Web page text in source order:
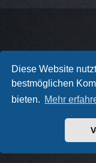
Diese Website
bestmöglichen
bieten. Mehr